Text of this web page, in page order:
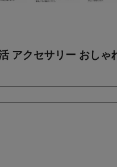
アクセサリー おしゃ